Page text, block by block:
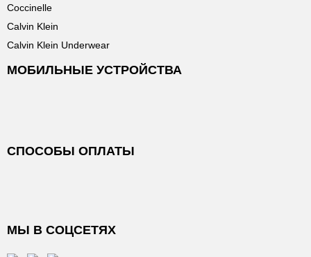
Coccinelle
Calvin Klein
Calvin Klein Underwear
МОБИЛЬНЫЕ УСТРОЙСТВА
СПОСОБЫ ОПЛАТЫ
МЫ В СОЦСЕТЯХ